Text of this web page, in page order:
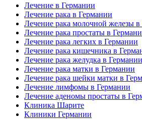
Лечение в Германии
Лечение рака в Германии
Лечение рака молочной железы
Лечение рака простаты в
Лечение рака легких в Германии
Лечение рака кишечника в
Лечение рака желудка в Германии
Лечение рака матки в Германии
Лечение рака шейки матки в
Лечение лимфомы в Германии
Лечение аденомы простаты в
Клиника Шарите
Клиники Германии